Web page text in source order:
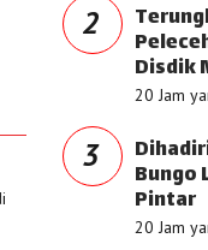
2
Disdik
20 Jam
3
Bungo
Pintar
20 Jam